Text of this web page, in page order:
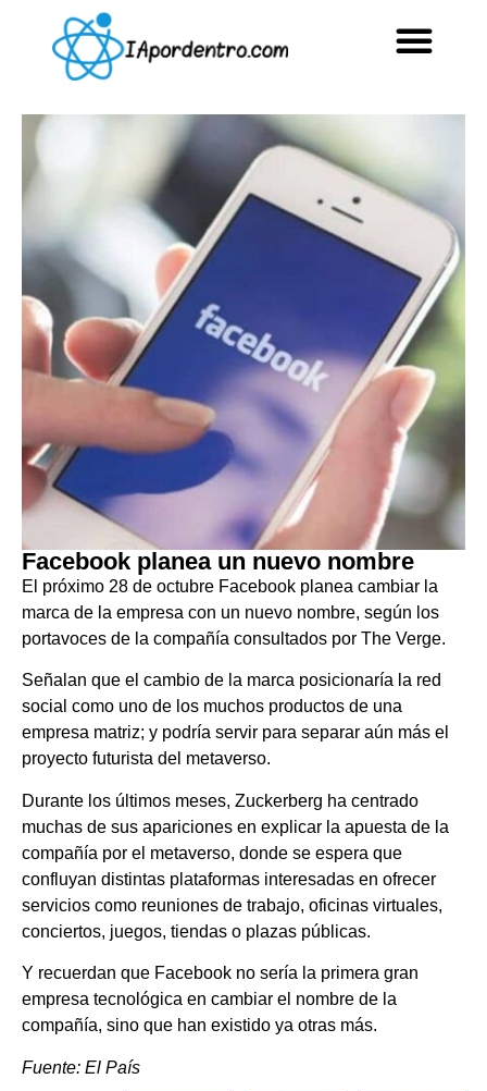
Facebook planea un nuevo nombre
El próximo 28 de octubre Facebook planea cambiar la
marca de la empresa con un nuevo nombre, según los
portavoces de la compañía consultados por The Verge.
Señalan que el cambio de la marca posicionaría la red
social como uno de los muchos productos de una
empresa matriz; y podría servir para separar aún más el
proyecto futurista del metaverso.
Durante los últimos meses, Zuckerberg ha centrado
muchas de sus apariciones en explicar la apuesta de la
compañía por el metaverso, donde se espera que
confluyan distintas plataformas interesadas en ofrecer
servicios como reuniones de trabajo, oficinas virtuales,
conciertos, juegos, tiendas o plazas públicas.
Y recuerdan que Facebook no sería la primera gran
empresa tecnológica en cambiar el nombre de la
compañía, sino que han existido ya otras más.
Fuente: El País